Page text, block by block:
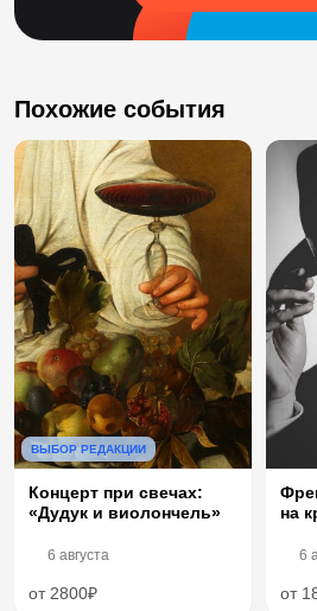
Похожие события
ВЫБОР РЕДАКЦИИ
Концерт при свечах:
«Дудук и виолончель»
6 августа
от 2800₽
на
6
от